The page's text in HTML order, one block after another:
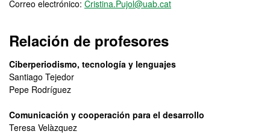
Correo electrónico: Cristina.Pujol@uab.cat
Relación de profesores
Ciberperiodismo, tecnología y lenguajes
Santiago Tejedor
Pepe Rodríguez
Comunicación y cooperación para el desarrollo
Teresa Velàzquez